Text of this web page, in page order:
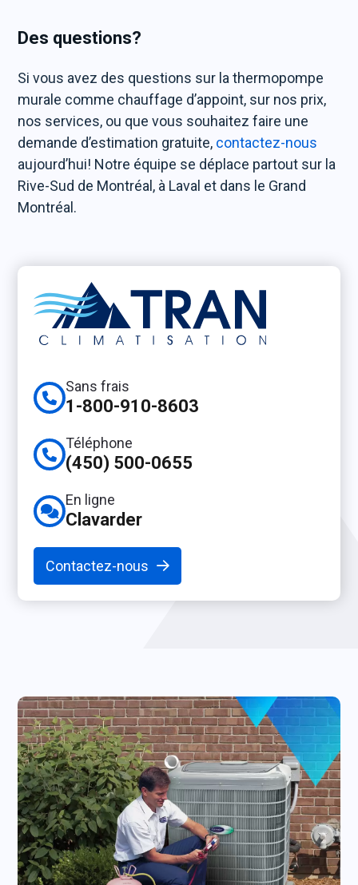
Des questions?
Si vous avez des questions sur la thermopompe
murale comme chauffage d’appoint, sur nos prix,
nos services, ou que vous souhaitez faire une
demande d’estimation gratuite, contactez-nous
aujourd’hui! Notre équipe se déplace partout sur la
Rive-Sud de Montréal, à Laval et dans le Grand
Montréal.
Sans frais
1-800-910-8603
Téléphone
(450) 500-0655
En ligne
Clavarder
Contactez-nous